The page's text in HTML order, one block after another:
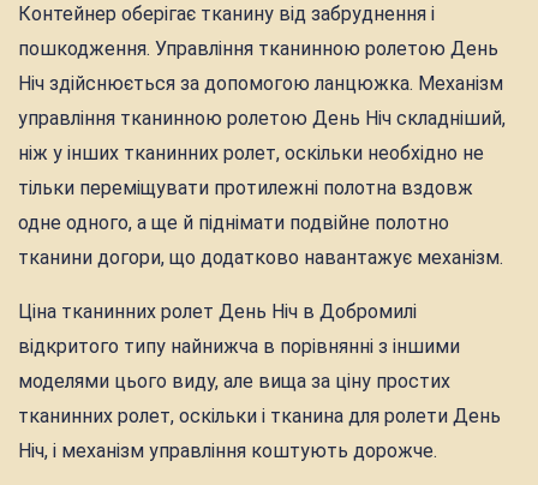
Контейнер оберігає тканину від забруднення і
пошкодження. Управління тканинною ролетою День
Ніч здійснюється за допомогою ланцюжка. Механізм
управління тканинною ролетою День Ніч складніший,
ніж у інших тканинних ролет, оскільки необхідно не
тільки переміщувати протилежні полотна вздовж
одне одного, а ще й піднімати подвійне полотно
тканини догори, що додатково навантажує механізм.
Ціна тканинних ролет День Ніч в Добромилі
відкритого типу найнижча в порівнянні з іншими
моделями цього виду, але вища за ціну простих
тканинних ролет, оскільки і тканина для ролети День
Ніч, і механізм управління коштують дорожче.